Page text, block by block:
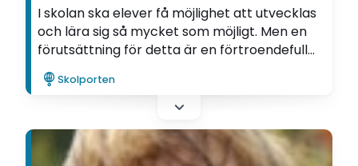
I skolan ska elever få möjlighet att utvecklas
och lära sig så mycket som möjligt. Men en
förutsättning för detta är en förtroendefull
relation mellan lärare och elev, menar
forskaren Annika Lilja.
Skolporten